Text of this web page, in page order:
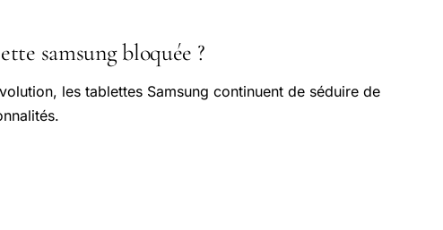
samsung bloquée ?
les tablettes Samsung continuent de séduire de